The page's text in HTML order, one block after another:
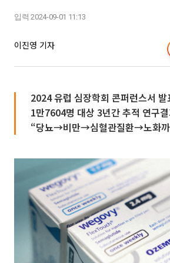
입력 2024-09-01 11:13
이진영 기자
2024 유럽 심장학회 콘퍼런스서 발
1만7604명 대상 3년간 추적 연구
“당뇨→비만→심혈관질환→노화까